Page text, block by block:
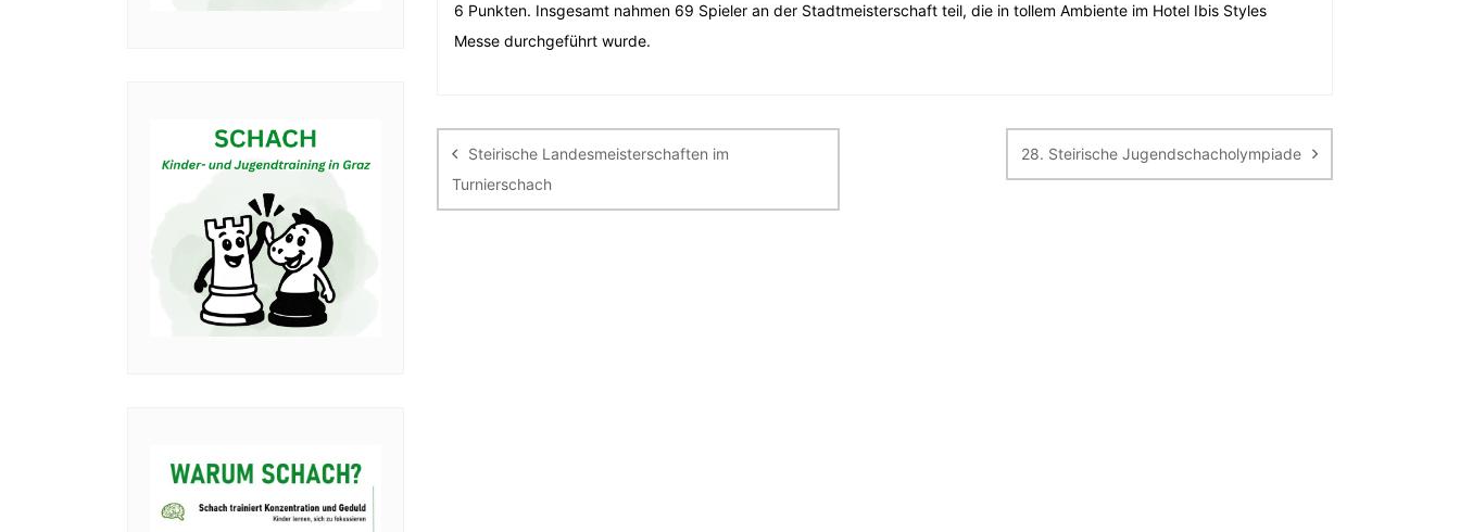
6 Punkten. Insgesamt nahmen 69 Spieler an der Stadtmeisterschaft teil, die in tollem Ambiente im Hotel Ibis Styles
Messe durchgeführt wurde.
Steirische Landesmeisterschaften im
Turnierschach
28. Steirische Jugendschacholympiade